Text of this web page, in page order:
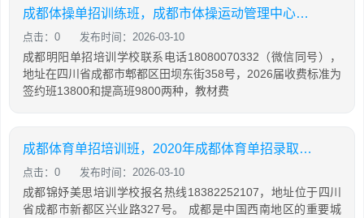
成都体操单招训练班，成都市体操运动管理中心招生
点击：0 发布时间：2026-03-10
成都明阳单招培训学校联系电话18080070332（微信同号），
地址在四川省成都市郫都区田坝东街358号，2026届收费标准为
签约班13800和提高班9800两种，教材费
成都体育单招培训班，2020年成都体育单招录取分估计是多少
点击：0 发布时间：2026-03-10
成都锦妤美思培训学校报名热线18382252107，地址位于四川
省成都市新都区兴业路327号。 成都是中国西南地区的重要城